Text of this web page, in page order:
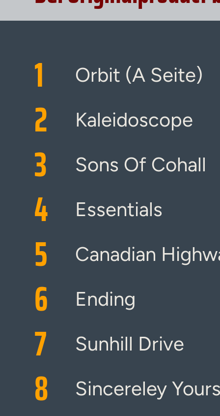
1 Orbit (A Seite)
2 Kaleidoscope
3 Sons Of Cohall
4 Essentials
5 Canadian
6 Ending
7 Sunhill Drive
8 Sincereley